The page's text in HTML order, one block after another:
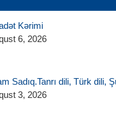
Kərimi
6, 2026
Sadıq.Tanrı dili, Türk dili,
3, 2026